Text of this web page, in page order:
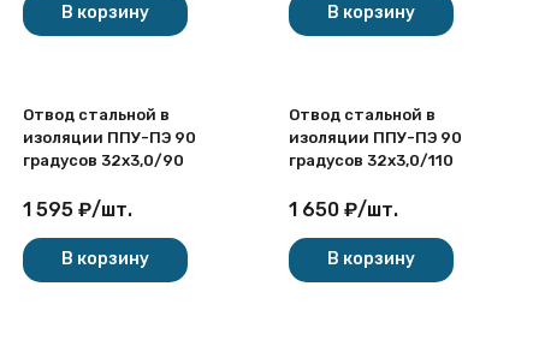
В корзину В корзину
Отвод стальной в
изоляции ППУ-ПЭ 90
градусов 32х3,0/90
1 595 ₽/шт.
В корзину
Отвод стальной в
изоляции ППУ-ПЭ 90
градусов 32х3,0/110
1 650 ₽/шт.
В корзину